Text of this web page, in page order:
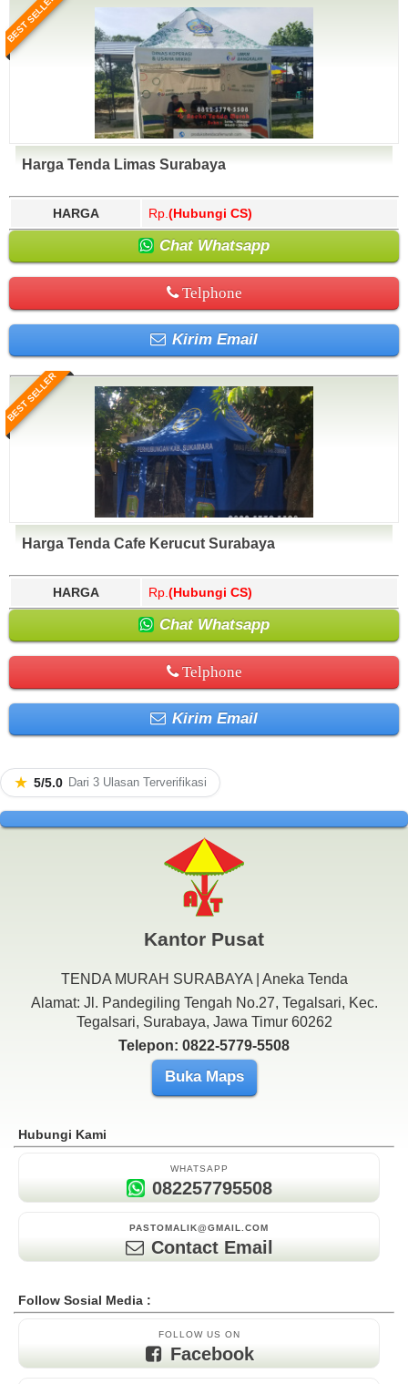
BEST SELLER
Harga Tenda Limas Surabaya
HARGA Rp. (Hubungi CS)
Chat Whatsapp
Telphone
Kirim Email
BEST SELLER
Harga Tenda Cafe Kerucut Surabaya
HARGA Rp. (Hubungi CS)
Chat Whatsapp
Telphone
Kirim Email
★ 5/5.0 Dari 3 Ulasan Terverifikasi
Kantor Pusat
TENDA MURAH SURABAYA | Aneka Tenda
Alamat: Jl. Pandegiling Tengah No.27, Tegalsari, Kec.
Tegalsari, Surabaya, Jawa Timur 60262
Telepon: 0822-5779-5508
Buka Maps
Hubungi Kami
WHATSAPP
082257795508
PASTOMALIK@GMAIL.COM
Contact Email
Follow Sosial Media :
FOLLOW US ON
Facebook